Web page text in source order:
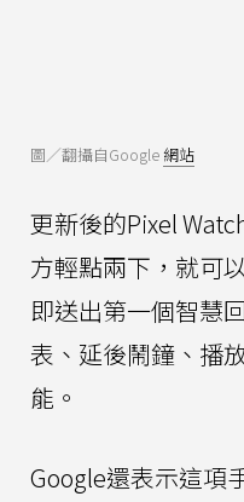
圖／翻攝自Google網站
更新後的Pixel
方輕點兩下，就可
即送出第一個智慧
表、延後鬧鐘、播
能。
Google還表示這項